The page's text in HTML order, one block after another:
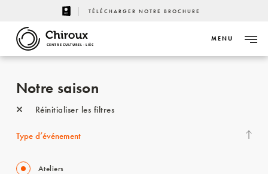
TÉLÉCHARGER NOTRE BROCHURE
CENTRE CULTUREL - LIÈGE
MENU
Notre saison
Réinitialiser les filtres
Type d’événement
Ateliers